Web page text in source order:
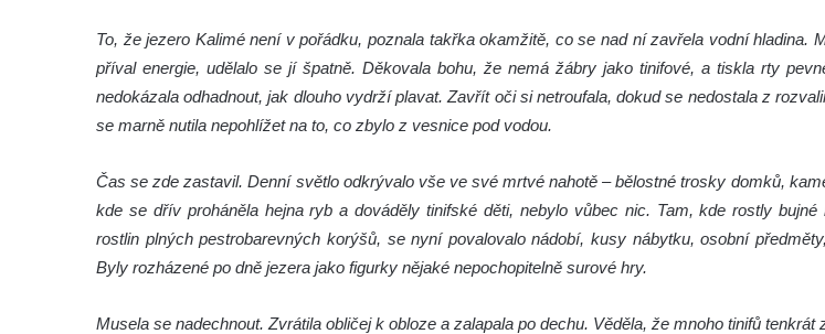
To, že jezero Kalimé není v pořádku, poznala takřka okamžitě, co se nad ní zavřela vodní hladina.
příval energie, udělalo se jí špatně. Děkovala bohu, že nemá žábry jako tinifové, a tiskla rty
nedokázala odhadnout, jak dlouho vydrží plavat. Zavřít oči si netroufala, dokud se nedostala z
se marně nutila nepohlížet na to, co zbylo z vesnice pod vodou.
Čas se zde zastavil. Denní světlo odkrývalo vše ve své mrtvé nahotě – bělostné trosky domků,
kde se dřív proháněla hejna ryb a dováděly tinifské děti, nebylo vůbec nic. Tam, kde rostly bujné
rostlin plných pestrobarevných korýšů, se nyní povalovalo nádobí, kusy nábytku, osobní
Byly rozházené po dně jezera jako figurky nějaké nepochopitelně surové hry.
Musela se nadechnout. Zvrátila obličej k obloze a zalapala po dechu. Věděla, že mnoho tinifů tenkrát